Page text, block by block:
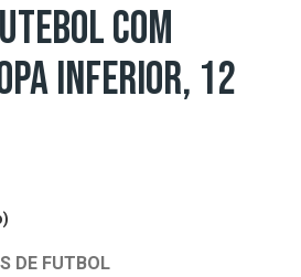
COM
INFERIOR, 12
DE FUTBOL